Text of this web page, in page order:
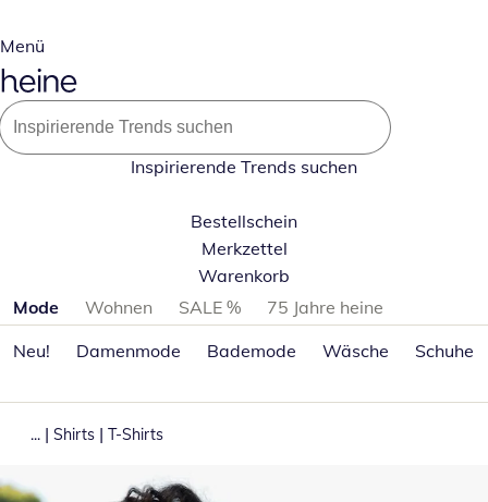
Menü
Inspirierende Trends suchen
Bestellschein
Merkzettel
Warenkorb
Produktkategorien überspringen
Mode Wohnen SALE %
75 Jahre heine
Neu!
Damenmode Bademode Wäsche Schuhe
... | Shirts | T-Shirts